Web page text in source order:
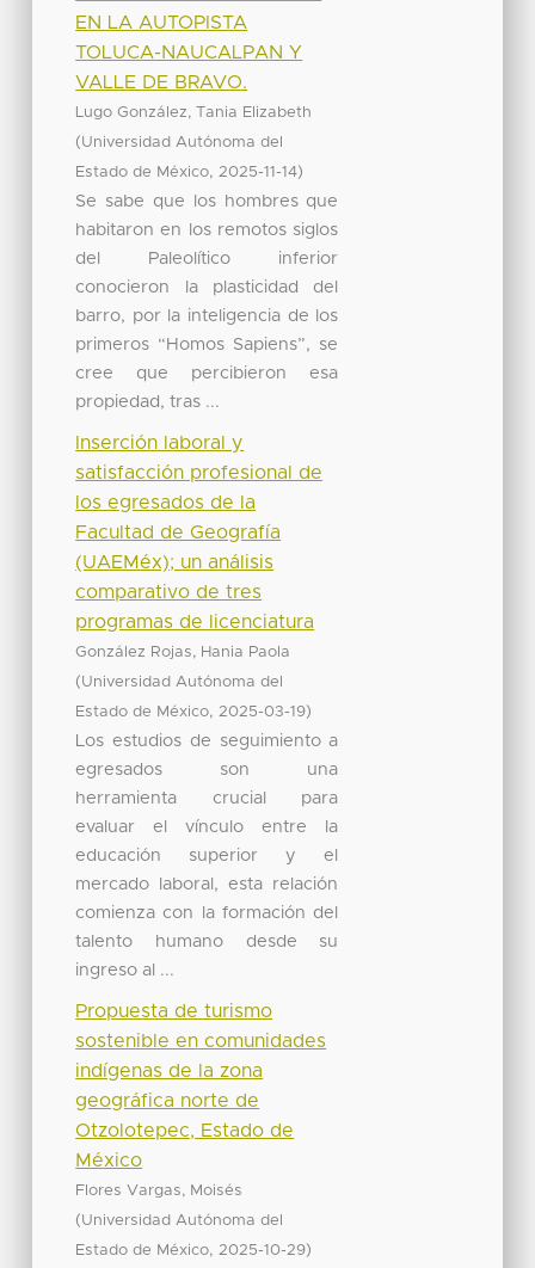
EN LA AUTOPISTA
TOLUCA-NAUCALPAN Y
VALLE DE BRAVO.
Lugo González, Tania Elizabeth
(Universidad Autónoma del
Estado de México, 2025-11-14)
Se sabe que los hombres que
habitaron en los remotos siglos
del Paleolítico inferior
conocieron la plasticidad del
barro, por la inteligencia de los
primeros “Homos Sapiens”, se
cree que percibieron esa
propiedad, tras ...
Inserción laboral y
satisfacción profesional de
los egresados de la
Facultad de Geografía
(UAEMéx); un análisis
comparativo de tres
programas de licenciatura
González Rojas, Hania Paola
(Universidad Autónoma del
Estado de México, 2025-03-19)
Los estudios de seguimiento a
egresados son una
herramienta crucial para
evaluar el vínculo entre la
educación superior y el
mercado laboral, esta relación
comienza con la formación del
talento humano desde su
ingreso al ...
Propuesta de turismo
sostenible en comunidades
indígenas de la zona
geográfica norte de
Otzolotepec, Estado de
México
Flores Vargas, Moisés
(Universidad Autónoma del
Estado de México, 2025-10-29)